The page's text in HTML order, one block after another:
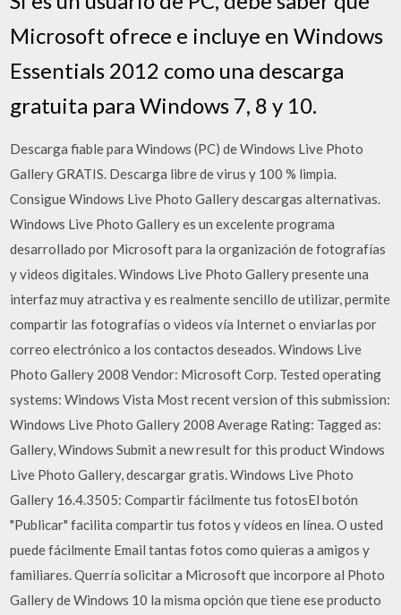
Microsoft ofrece e incluye en Windows
Essentials 2012 como una descarga
gratuita para Windows 7, 8 y 10.
Descarga fiable para Windows (PC) de Windows Live Photo
Gallery GRATIS. Descarga libre de virus y 100 % limpia.
Consigue Windows Live Photo Gallery descargas alternativas.
Windows Live Photo Gallery es un excelente programa
desarrollado por Microsoft para la organización de fotografías
y videos digitales. Windows Live Photo Gallery presente una
interfaz muy atractiva y es realmente sencillo de utilizar, permite
compartir las fotografías o videos vía Internet o enviarlas por
correo electrónico a los contactos deseados. Windows Live
Photo Gallery 2008 Vendor: Microsoft Corp. Tested operating
systems: Windows Vista Most recent version of this submission:
Windows Live Photo Gallery 2008 Average Rating: Tagged as:
Gallery, Windows Submit a new result for this product Windows
Live Photo Gallery, descargar gratis. Windows Live Photo
Gallery 16.4.3505: Compartir fácilmente tus fotosEl botón
"Publicar" facilita compartir tus fotos y vídeos en línea. O usted
puede fácilmente Email tantas fotos como quieras a amigos y
familiares. Querría solicitar a Microsoft que incorpore al Photo
Gallery de Windows 10 la misma opción que tiene ese producto